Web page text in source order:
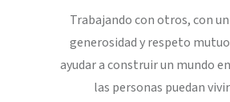
Trabajando con otros, con
generosidad y respeto
ayudar a construir un mundo
las personas puedan